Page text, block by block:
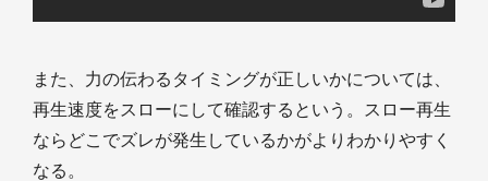
また、力の伝わるタイミングが正しいかについては、
再生速度をスローにして確認するという。スロー再生
ならどこでズレが発生しているかがよりわかりやすく
なる。